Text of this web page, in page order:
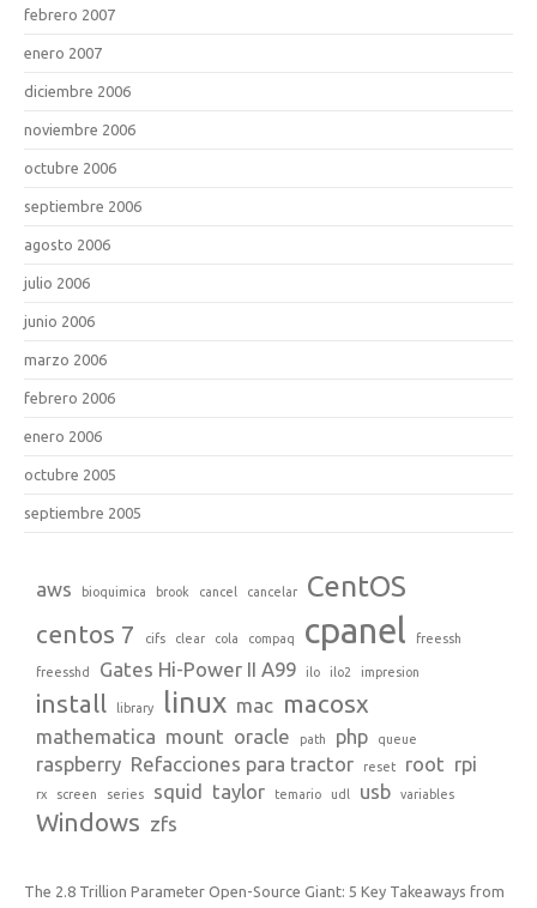
febrero 2007
enero 2007
diciembre 2006
noviembre 2006
octubre 2006
septiembre 2006
agosto 2006
julio 2006
junio 2006
marzo 2006
febrero 2006
enero 2006
octubre 2005
septiembre 2005
aws bioquimica brook cancel cancelar CentOS
centos 7 cifs clear cola compaq cpanel freessh
freesshd Gates Hi-Power II A99 ilo ilo2 impresion
install library linux mac macosx
mathematica mount oracle path php queue
raspberry Refacciones para tractor reset root rpi
rx screen series squid taylor temario udl usb variables
Windows zfs
The 2.8 Trillion Parameter Open-Source Giant: 5 Key Takeaways from